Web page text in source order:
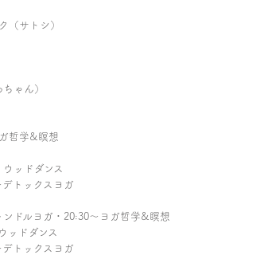
（サトシ）
ゃん）
哲学&瞑想
ッドダンス
トックスヨガ
ドルヨガ・20:30〜ヨガ哲学&瞑想
ッドダンス
トックスヨガ